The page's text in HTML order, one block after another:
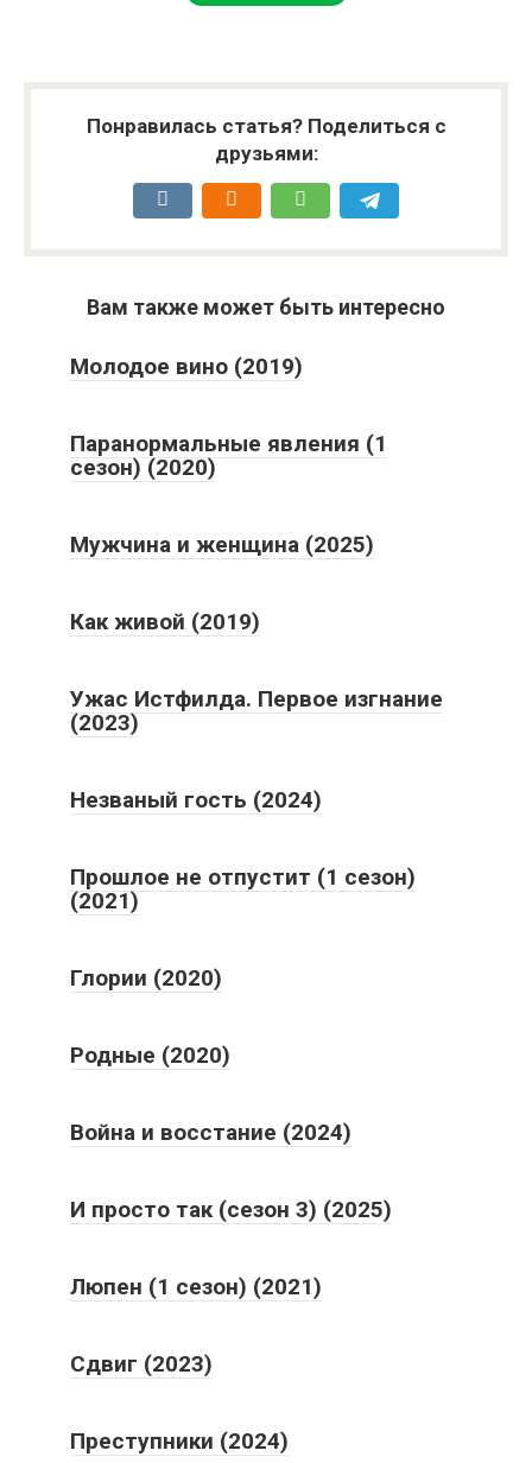
Понравилась статья? Поделиться с
друзьями:
Вам также может быть интересно
Молодое вино (2019)
Паранормальные явления (1
сезон) (2020)
Мужчина и женщина (2025)
Как живой (2019)
Ужас Истфилда. Первое изгнание
(2023)
Незваный гость (2024)
Прошлое не отпустит (1 сезон)
(2021)
Глории (2020)
Родные (2020)
Война и восстание (2024)
И просто так (сезон 3) (2025)
Люпен (1 сезон) (2021)
Сдвиг (2023)
Преступники (2024)